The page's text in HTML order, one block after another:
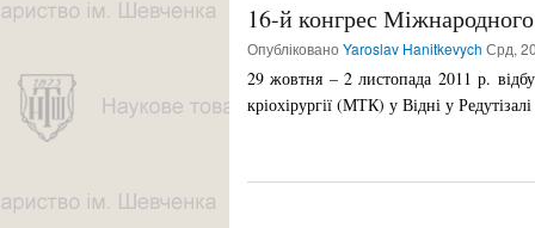
16-й конгрес Міжнародного
Опубліковано Yaroslav Hanitkevych Срд,
29 жовтня – 2 листопада 2011 р.
кріохірургії (МТК) у Відні у